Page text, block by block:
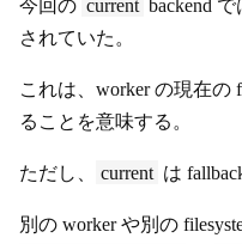
今回の current backend で
されていた。
これは、worker の現在の
ることを意味する。
ただし、 current は
別の worker や別の